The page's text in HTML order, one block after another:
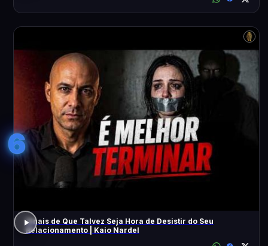
6
Sinais de Que Talvez Seja Hora de Desistir do Seu
Relacionamento | Kaio Nardel